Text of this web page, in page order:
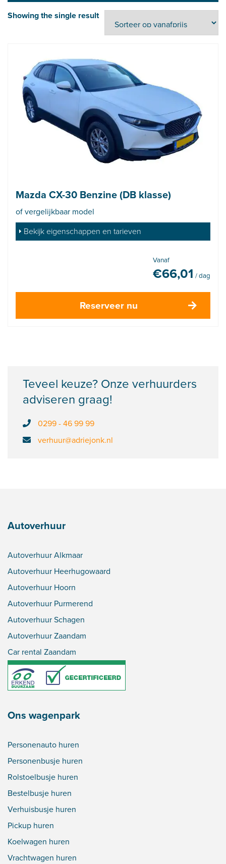
Showing the single result
Mazda CX-30 Benzine (DB klasse)
of vergelijkbaar model
Bekijk eigenschappen en tarieven
Vanaf
€66,01 / dag
Reserveer nu
Teveel keuze? Onze verhuurders
adviseren graag!
0299 - 46 99 99
verhuur@adriejonk.nl
Autoverhuur
Autoverhuur Alkmaar
Autoverhuur Heerhugowaard
Autoverhuur Hoorn
Autoverhuur Purmerend
Autoverhuur Schagen
Autoverhuur Zaandam
Car rental Zaandam
Ons wagenpark
Personenauto huren
Personenbusje huren
Rolstoelbusje huren
Bestelbusje huren
Verhuisbusje huren
Pickup huren
Koelwagen huren
Vrachtwagen huren